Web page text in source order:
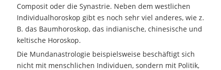
Composit oder die Synastrie. Neben dem westlichen
Individualhoroskop gibt es noch sehr viel anderes, wie z.
B. das Baumhoroskop, das indianische, chinesische und
keltische Horoskop.
Die Mundanastrologie beispielsweise beschäftigt sich
nicht mit menschlichen Individuen, sondern mit Politik,